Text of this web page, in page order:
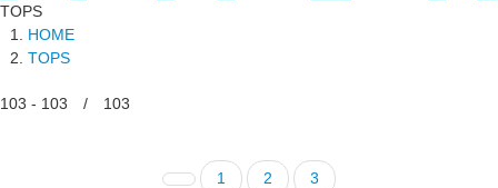
TOPS
HOME
TOPS
103 - 103 / 103
1 2 3